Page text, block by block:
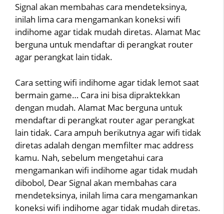
Signal akan membahas cara mendeteksinya,
inilah lima cara mengamankan koneksi wifi
indihome agar tidak mudah diretas. Alamat Mac
berguna untuk mendaftar di perangkat router
agar perangkat lain tidak.
Cara setting wifi indihome agar tidak lemot saat
bermain game… Cara ini bisa dipraktekkan
dengan mudah. Alamat Mac berguna untuk
mendaftar di perangkat router agar perangkat
lain tidak. Cara ampuh berikutnya agar wifi tidak
diretas adalah dengan memfilter mac address
kamu. Nah, sebelum mengetahui cara
mengamankan wifi indihome agar tidak mudah
dibobol, Dear Signal akan membahas cara
mendeteksinya, inilah lima cara mengamankan
koneksi wifi indihome agar tidak mudah diretas.